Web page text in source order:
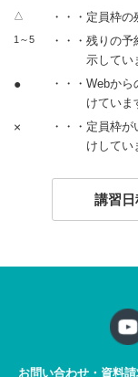
△ ・・・定員枠の
1～5
・・・残りの
示してい
●
・・・Webか
けていま
×
・・・定員枠
けしてい
講習
お問い合わせ・資料